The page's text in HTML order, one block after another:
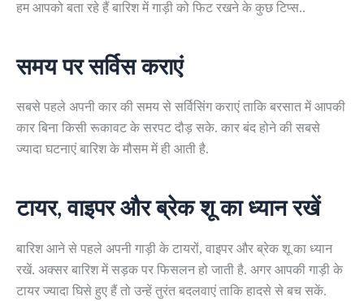
हम आपको बता रहे हैं बारिश में गाड़ी को फिट रखने के कुछ टिप्स..
समय पर सर्विस कराएं
सबसे पहले अपनी कार की समय से सर्विसिंग कराएं ताकि बरसात में आपकी
कार बिना किसी रूकावट के सरपट दौड़ सके. कार बंद होने की सबसे
ज्यादा घटनाएं बारिश के मौसम में ही आती है.
टायर, वाइपर और ब्रेक शू का ध्यान रखें
बारिश आने से पहले अपनी गाड़ी के टायरों, वाइपर और ब्रेक शू का ध्यान
रखें. अक्सर बारिश में सड़क पर फिसलन हो जाती है. अगर आपकी गाड़ी के
टायर ज्यादा घिसे हुए हैं तो उन्हें तुरंत बदलवाएं ताकि हादसे से बच सकें.